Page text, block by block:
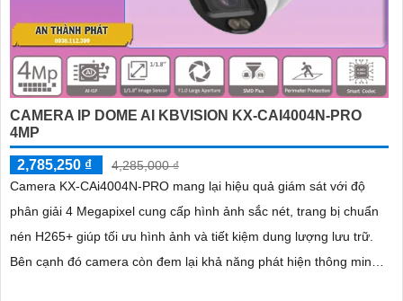
CAMERA IP DOME AI KBVISION KX-CAI4004N-PRO
4MP
2,785,250 ₫
4,285,000 ₫
Camera KX-CAi4004N-PRO mang lại hiệu quả giám sát với độ
phân giải 4 Megapixel cung cấp hình ảnh sắc nét, trang bị chuẩn
nén H265+ giúp tối ưu hình ảnh và tiết kiệm dung lượng lưu trữ.
Bên cạnh đó camera còn đem lại khả năng phát hiện thông minh